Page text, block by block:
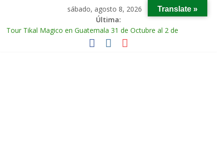
sábado, agosto 8, 2026
Última:
Tour Tikal Magico en Guatemala 31 de Octubre al 2 de
Translate »